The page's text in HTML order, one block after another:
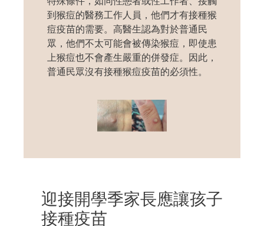
到猴痘的醫務工作人員，他們才有接種猴
痘疫苗的需要。高醫生認為對於普通民
眾，他們不太可能會被傳染猴痘，即使患
上猴痘也不會產生嚴重的併發症。因此，
普通民眾沒有接種猴痘疫苗的必須性。
迎接開學季家長應讓孩子
接種疫苗